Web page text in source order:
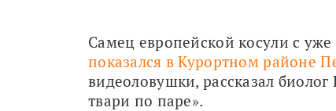
показался в Курортном районе
видеоловушки, рассказал
твари по паре».